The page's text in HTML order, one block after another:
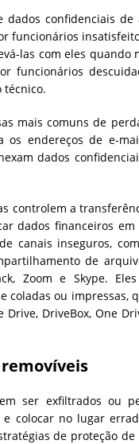
confidenciais de
funcionários
las com eles quando
funcionários
técnico.
mais comuns de
os endereços de e-
dados
controlem a
dados financeiros
canais inseguros,
de
Zoom e Skype.
coladas ou impressas,
DriveBox, One
ser exfiltrados ou
colocar no lugar
de proteção